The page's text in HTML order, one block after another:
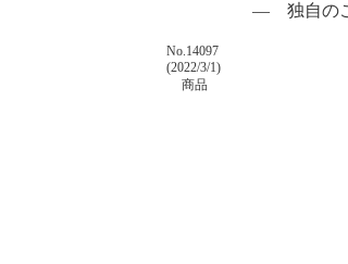
― 独自のこ
掲載番号
No.14097
掲載日
(2022/3/1)
カテゴリー
商品